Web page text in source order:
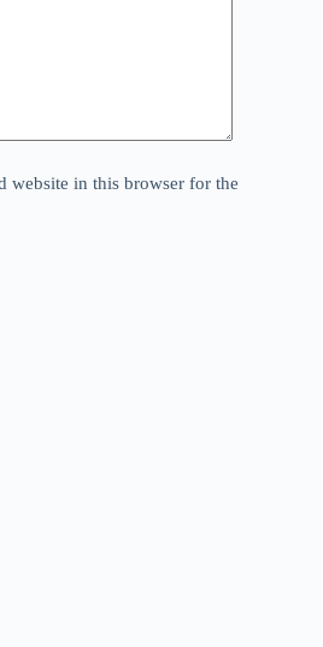
website in this browser for the